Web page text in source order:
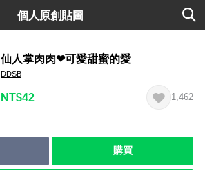
個人原創貼圖
仙人掌肉肉❤可愛甜蜜的愛
DDSB
NT$42 1,462
購買